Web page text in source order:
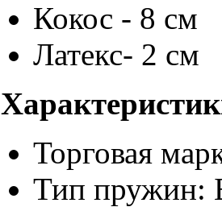
Кокос - 8 см
Латекс- 2 см
Торговая
Тип пружин: